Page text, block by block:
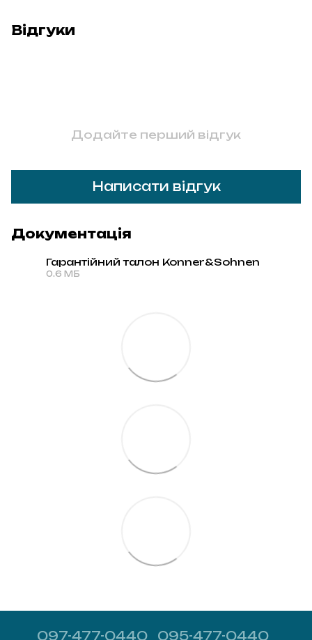
Відгуки
Додайте перший відгук
Написати відгук
Документація
Гарантійний талон Konner&Sohnen
0.6 МБ
097-477-0440 095-477-0440